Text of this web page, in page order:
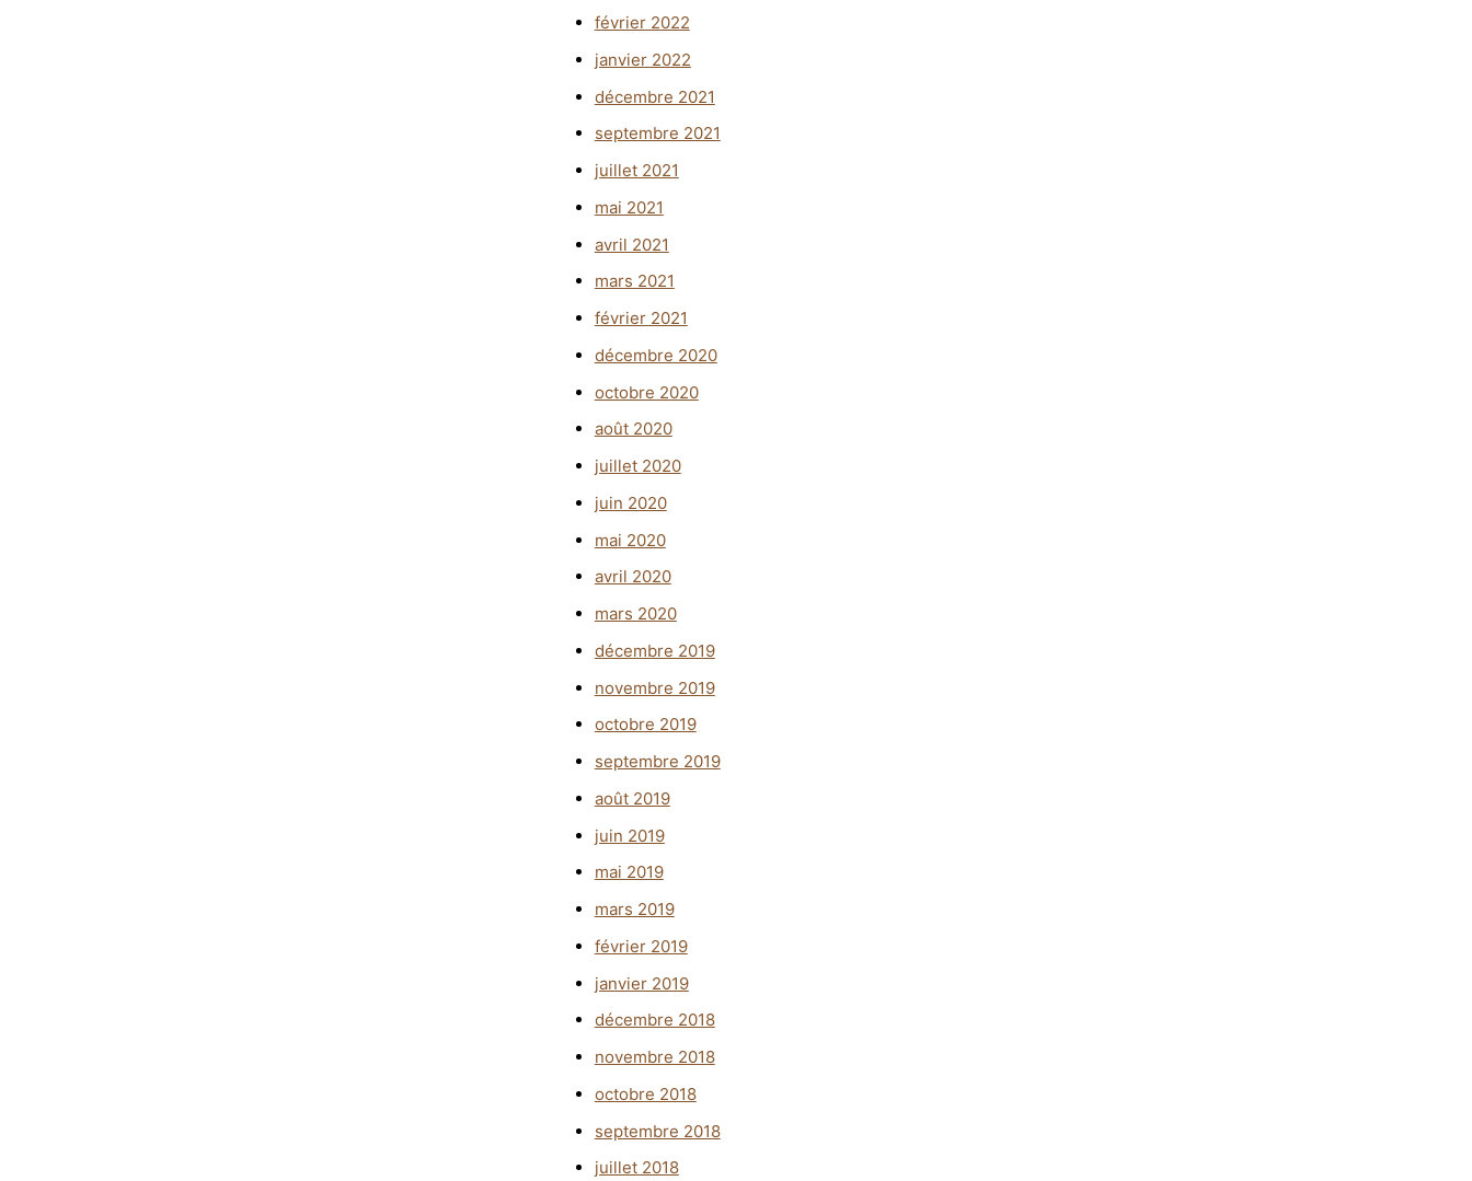
février 2022
janvier 2022
décembre 2021
septembre 2021
juillet 2021
mai 2021
avril 2021
mars 2021
février 2021
décembre 2020
octobre 2020
août 2020
juillet 2020
juin 2020
mai 2020
avril 2020
mars 2020
décembre 2019
novembre 2019
octobre 2019
septembre 2019
août 2019
juin 2019
mai 2019
mars 2019
février 2019
janvier 2019
décembre 2018
novembre 2018
octobre 2018
septembre 2018
juillet 2018